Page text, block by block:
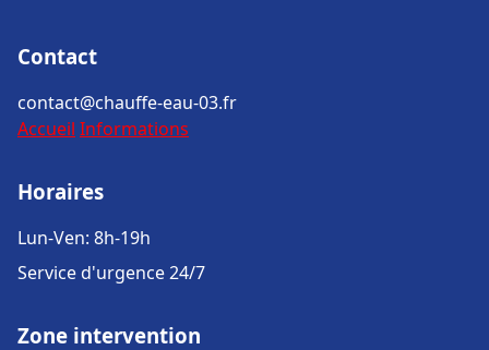
Contact
contact@chauffe-eau-03.fr
Accueil Informations
Horaires
Lun-Ven: 8h-19h
Service d'urgence 24/7
Zone intervention